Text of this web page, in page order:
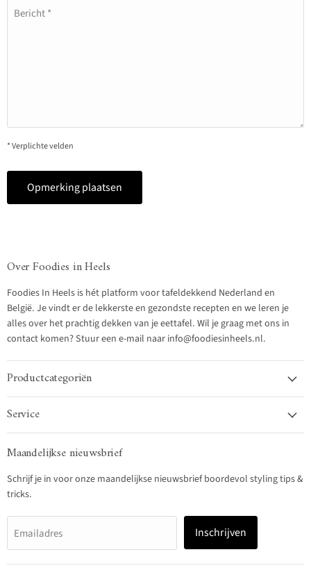
Bericht *
* Verplichte velden
Opmerking plaatsen
Over Foodies in Heels
Foodies In Heels is hét platform voor tafeldekkend Nederland en
België. Je vindt er de lekkerste en gezondste recepten en we leren je
alles over het prachtig dekken van je eettafel. Wil je graag met ons in
contact komen? Stuur een e-mail naar info@foodiesinheels.nl.
Productcategoriën
Service
Maandelijkse nieuwsbrief
Schrijf je in voor onze maandelijkse nieuwsbrief boordevol styling tips &
tricks.
Emailadres Inschrijven